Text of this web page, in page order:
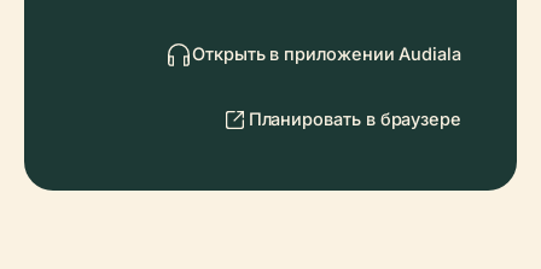
Открыть в приложении Audiala
Планировать в браузере